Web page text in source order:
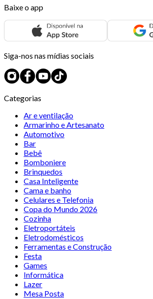
Baixe o app
Siga-nos nas mídias sociais
Categorias
Ar e ventilação
Armarinho e Artesanato
Automotivo
Bar
Bebê
Bomboniere
Brinquedos
Casa Inteligente
Cama e banho
Celulares e Telefonia
Copa do Mundo 2026
Cozinha
Eletroportáteis
Eletrodomésticos
Ferramentas e Construção
Festa
Games
Informática
Lazer
Mesa Posta